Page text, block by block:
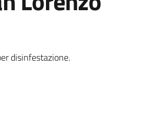
disinfestazione.